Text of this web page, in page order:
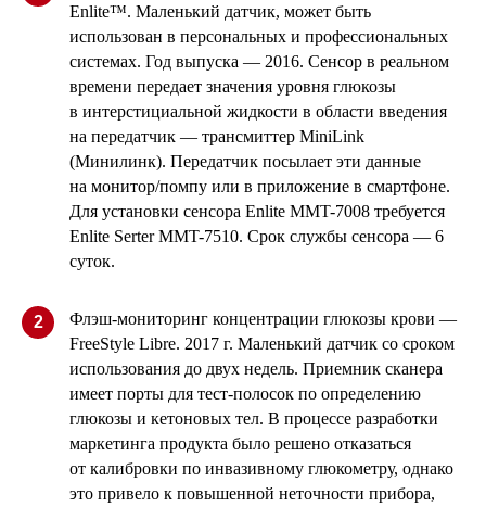
Enlite™. Маленький датчик, может быть
использован в персональных и профессиональных
системах. Год выпуска — 2016. Сенсор в реальном
времени передает значения уровня глюкозы
в интерстициальной жидкости в области введения
на передатчик — трансмиттер MiniLink
(Минилинк). Передатчик посылает эти данные
на монитор/помпу или в приложение в смартфоне.
Для установки сенсора Enlite MMT-7008 требуется
Enlite Serter MMT-7510. Срок службы сенсора — 6
суток.
2
Флэш-мониторинг концентрации глюкозы крови —
FreeStyle Libre. 2017 г. Маленький датчик со сроком
использования до двух недель. Приемник сканера
имеет порты для тест-полосок по определению
глюкозы и кетоновых тел. В процессе разработки
маркетинга продукта было решено отказаться
от калибровки по инвазивному глюкометру, однако
это привело к повышенной неточности прибора,